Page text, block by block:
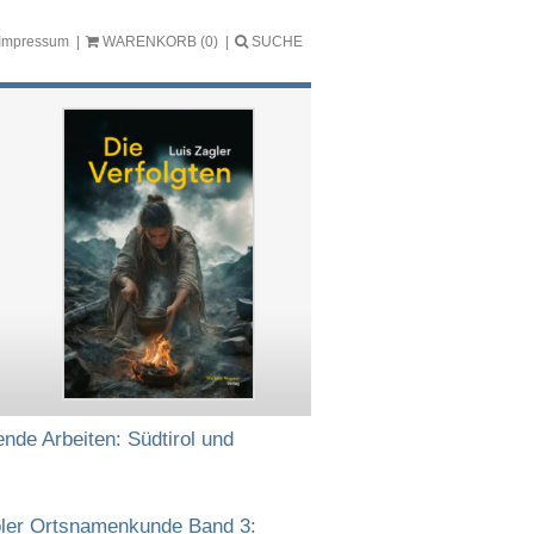
Impressum WARENKORB (0) SUCHE
Arbeiten: Südtirol und
Ortsnamenkunde Band 3: